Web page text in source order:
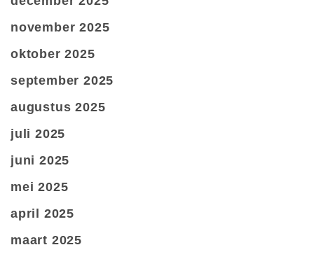
november 2025
oktober 2025
september 2025
augustus 2025
juli 2025
juni 2025
mei 2025
april 2025
maart 2025